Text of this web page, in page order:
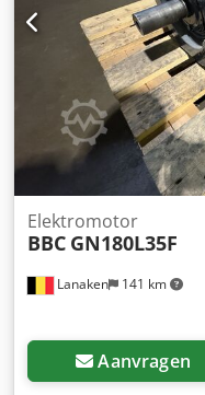
Lanaken 141 km
Elektromotor
BBC GN180L35F
Aanvragen